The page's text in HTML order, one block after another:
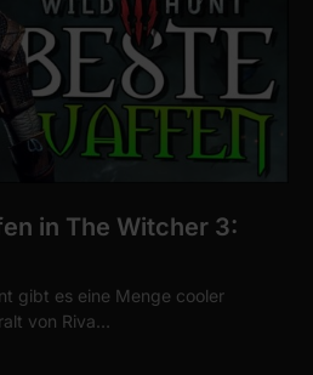
in The Witcher 3:
gibt es eine Menge cooler
von Riva…